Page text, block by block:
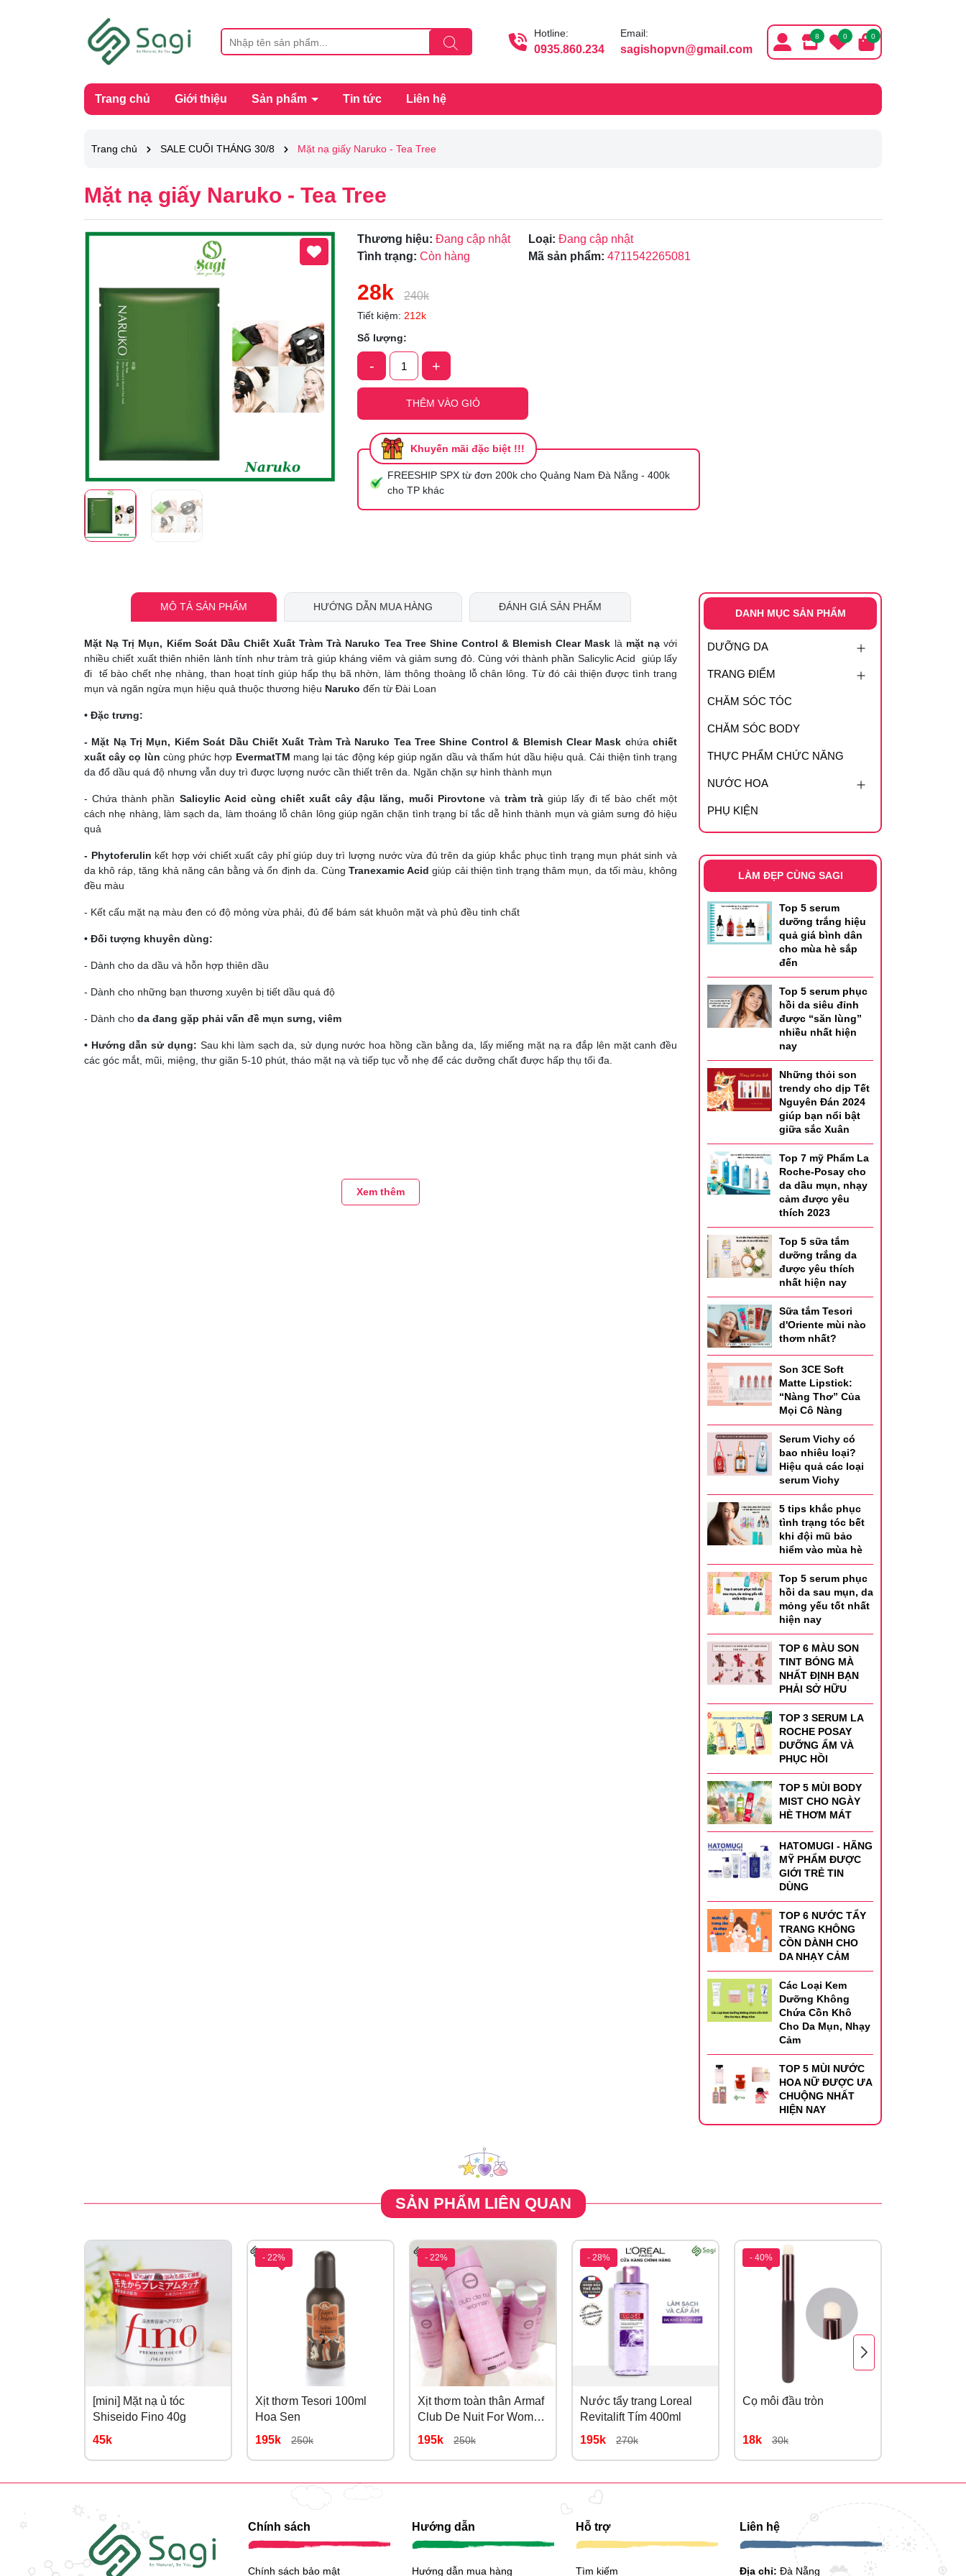
Hotline:
0935.860.234
Email:
sagishopvn@gmail.com
8 0 0
Trang chủ Giới thiệu Sản phẩm Tin tức Liên hệ
Trang chủ SALE CUỐI THÁNG 30/8 Mặt nạ giấy Naruko - Tea Tree
Mặt nạ giấy Naruko - Tea Tree
Thương hiệu: Đang cập nhật Loại: Đang cập nhật
Tình trạng: Còn hàng Mã sản phẩm: 4711542265081
28k 240k
Tiết kiệm: 212k
Số lượng:
- +
THÊM VÀO GIỎ
Khuyến mãi đặc biệt !!!
FREESHIP SPX từ đơn 200k cho Quảng Nam Đà Nẵng - 400k
cho TP khác
Ngày hết hạn:
Điều kiện:
MÔ TẢ SẢN PHẨM HƯỚNG DẪN MUA HÀNG ĐÁNH GIÁ SẢN PHẨM
Mặt Nạ Trị Mụn, Kiểm Soát Dầu Chiết Xuất Tràm Trà Naruko Tea Tree Shine Control & Blemish Clear Mask là mặt nạvới
nhiều chiết xuất thiên nhiên lành tính như tràm trà giúp kháng viêm và giảm sưng đỏ. Cùng với thành phần Salicylic Acid giúp lấy
đi tế bào chết nhẹ nhàng, than hoạt tính giúp hấp thụ bã nhờn, làm thông thoàng lỗ chân lông. Từ đó cải thiện được tình trang
mụn và ngăn ngừa mụn hiệu quả thuộc thương hiệu Naruko đến từ Đài Loan
• Đặc trưng:
- Mặt Nạ Trị Mụn, Kiểm Soát Dầu Chiết Xuất Tràm Trà Naruko Tea Tree Shine Control & Blemish Clear Mask chứa chiết
xuất cây cọ lùn cùng phức hợp EvermatTM mang lại tác động kép giúp ngăn dầu và thấm hút dầu hiệu quả. Cải thiện tình trạng
da đổ dầu quá độ nhưng vẫn duy trì được lượng nước cần thiết trên da. Ngăn chặn sự hình thành mụn
- Chứa thành phần Salicylic Acid cùng chiết xuất cây đậu lăng, muối Pirovtone và tràm trà giúp lấy đi tế bào chết một
cách nhẹ nhàng, làm sạch da, làm thoáng lỗ chân lông giúp ngăn chặn tình trạng bí tắc dễ hình thành mụn và giảm sưng đỏ hiệu
quả
- Phytoferulin kết hợp với chiết xuất cây phỉ giúp duy trì lượng nước vừa đủ trên da giúp khắc phục tình trạng mụn phát sinh và
da khô ráp, tăng khả năng cân bằng và ổn định da. Cùng Tranexamic Acidgiúp cải thiện tình trạng thâm mụn, da tối màu, không
đều màu
- Kết cấu mặt nạ màu đen có độ mỏng vừa phải, đủ để bám sát khuôn mặt và phủ đều tinh chất
• Đối tượng khuyên dùng:
- Dành cho da dầu và hỗn hợp thiên dầu
- Dành cho những bạn thương xuyên bị tiết dầu quá độ
- Dành cho da đang gặp phải vấn đề mụn sưng, viêm
• Hướng dẫn sử dụng: Sau khi làm sạch da, sử dụng nước hoa hồng cần bằng da, lấy miếng mặt nạ ra đắp lên mặt canh đều
các góc mắt, mũi, miệng, thư giãn 5-10 phút, tháo mặt nạ và tiếp tục vỗ nhẹ để các dưỡng chất được hấp thụ tối đa.
Xem thêm
DANH MỤC SẢN PHẨM
DƯỠNG DA
TRANG ĐIỂM
CHĂM SÓC TÓC
CHĂM SÓC BODY
THỰC PHẨM CHỨC NĂNG
NƯỚC HOA
PHỤ KIỆN
LÀM ĐẸP CÙNG SAGI
Top 5 serum
dưỡng trắng hiệu
quả giá bình dân
cho mùa hè sắp
đến
Top 5 serum phục
hồi da siêu đỉnh
được “săn lùng”
nhiều nhất hiện
nay
Những thỏi son
trendy cho dịp Tết
Nguyên Đán 2024
giúp bạn nổi bật
giữa sắc Xuân
Top 7 mỹ Phẩm La
Roche-Posay cho
da dầu mụn, nhạy
cảm được yêu
thích 2023
Top 5 sữa tắm
dưỡng trắng da
được yêu thích
nhất hiện nay
Sữa tắm Tesori
d'Oriente mùi nào
thơm nhất?
Son 3CE Soft
Matte Lipstick:
“Nàng Thơ” Của
Mọi Cô Nàng
Serum Vichy có
bao nhiêu loại?
Hiệu quả các loại
serum Vichy
5 tips khắc phục
tình trạng tóc bết
khi đội mũ bảo
hiểm vào mùa hè
Top 5 serum phục
hồi da sau mụn, da
mỏng yếu tốt nhất
hiện nay
TOP 6 MÀU SON
TINT BÓNG MÀ
NHẤT ĐỊNH BẠN
PHẢI SỞ HỮU
TOP 3 SERUM LA
ROCHE POSAY
DƯỠNG ẨM VÀ
PHỤC HỒI
TOP 5 MÙI BODY
MIST CHO NGÀY
HÈ THƠM MÁT
HATOMUGI - HÃNG
MỸ PHẨM ĐƯỢC
GIỚI TRẺ TIN
DÙNG
TOP 6 NƯỚC TẨY
TRANG KHÔNG
CỒN DÀNH CHO
DA NHẠY CẢM
Các Loại Kem
Dưỡng Không
Chứa Cồn Khô
Cho Da Mụn, Nhạy
Cảm
TOP 5 MÙI NƯỚC
HOA NỮ ĐƯỢC ƯA
CHUỘNG NHẤT
HIỆN NAY
SẢN PHẨM LIÊN QUAN
[mini] Mặt nạ ủ tóc
Shiseido Fino 40g
45k
- 22%
Xịt thơm Tesori 100ml
Hoa Sen
195k
250k
- 22%
Xịt thơm toàn thân Armaf
Club De Nuit For Women
200ML
195k 250k
- 28%
Nước tẩy trang Loreal
Revitalift Tím 400ml
195k
270k
- 40%
Cọ môi đầu tròn
18k 30k
Chính sách
Chính sách bảo mật
Hướng dẫn
Hướng dẫn mua hàng
Hỗ trợ
Tìm kiếm
Liên hệ
Địa chỉ: Đà Nẵng